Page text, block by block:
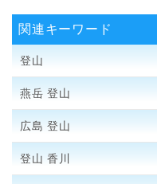
関連キーワード
登山
燕岳 登山
広島 登山
登山 香川